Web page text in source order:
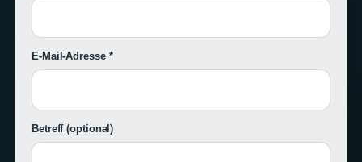
E-Mail-Adresse *
Betreff(optional)